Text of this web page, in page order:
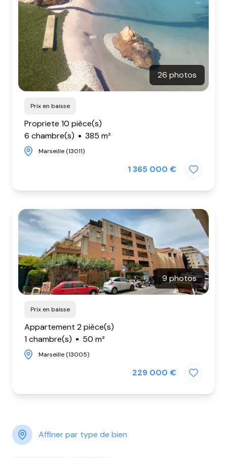
26 photos
Prix en baisse
Propriete 10 pièce(s)
6 chambre(s)
385 m²
Marseille (13011)
1 365 000 €
9 photos
Prix en baisse
Appartement 2 pièce(s)
1 chambre(s)
50 m²
Marseille (13005)
229 000 €
Affiner par type de bien